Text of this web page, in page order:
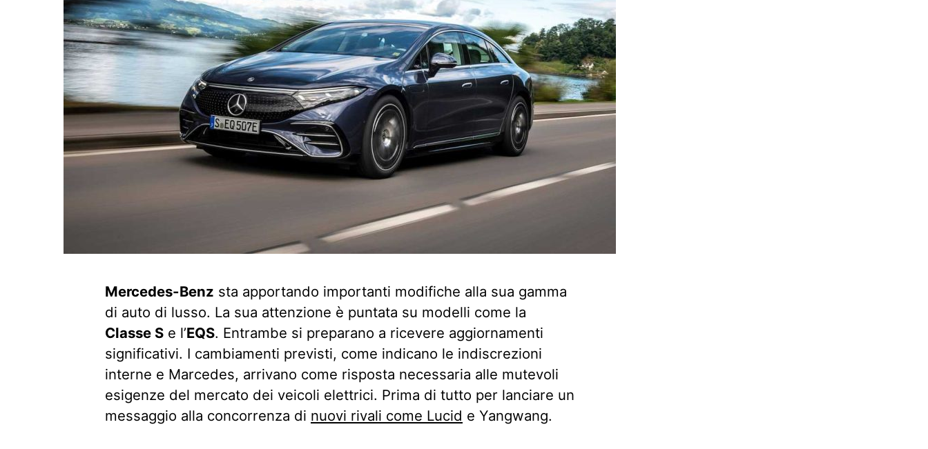
Mercedes-Benz sta apportando importanti modifiche alla sua gamma
di auto di lusso. La sua attenzione è puntata su modelli come la
Classe S e l’EQS. Entrambe si preparano a ricevere aggiornamenti
significativi. I cambiamenti previsti, come indicano le indiscrezioni
interne e Marcedes, arrivano come risposta necessaria alle mutevoli
esigenze del mercato dei veicoli elettrici. Prima di tutto per lanciare un
messaggio alla concorrenza di nuovi rivali come Lucid e Yangwang.